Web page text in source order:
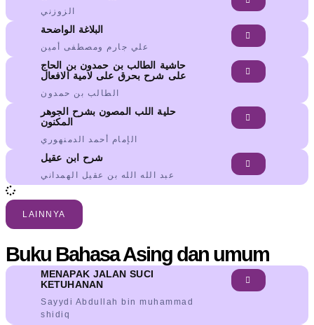
الزوزني
البلاغة الواضحة
علي جارم ومصطفى أمين
حاشية الطالب بن حمدون بن الحاج
على شرح بحرق على لامية الافعال
الطالب بن حمدون
حلية اللب المصون بشرح الجوهر
المكنون
الإمام أحمد الدمنهوري
شرح ابن عقيل
عبد الله الله بن عقيل الهمداني
LAINNYA
Buku Bahasa Asing dan umum
MENAPAK JALAN SUCI
KETUHANAN
Sayydi Abdullah bin muhammad
shidiq